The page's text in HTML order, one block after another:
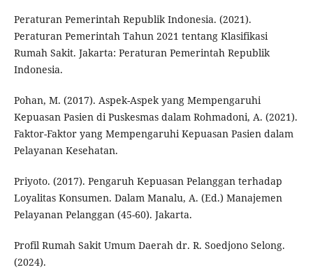
Peraturan Pemerintah Republik Indonesia. (2021).
Peraturan Pemerintah Tahun 2021 tentang Klasifikasi
Rumah Sakit. Jakarta: Peraturan Pemerintah Republik
Indonesia.
Pohan, M. (2017). Aspek-Aspek yang Mempengaruhi
Kepuasan Pasien di Puskesmas dalam Rohmadoni, A. (2021).
Faktor-Faktor yang Mempengaruhi Kepuasan Pasien dalam
Pelayanan Kesehatan.
Priyoto. (2017). Pengaruh Kepuasan Pelanggan terhadap
Loyalitas Konsumen. Dalam Manalu, A. (Ed.) Manajemen
Pelayanan Pelanggan (45-60). Jakarta.
Profil Rumah Sakit Umum Daerah dr. R. Soedjono Selong.
(2024).